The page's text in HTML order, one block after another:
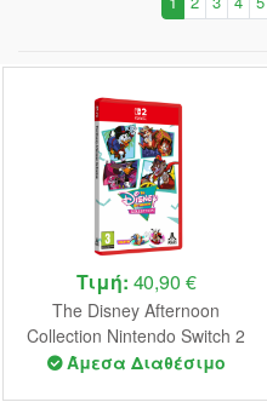
Τιμή: 40,90 €
The Disney Afternoon
Collection Nintendo Switch 2
NEW
Άμεσα Διαθέσιμο